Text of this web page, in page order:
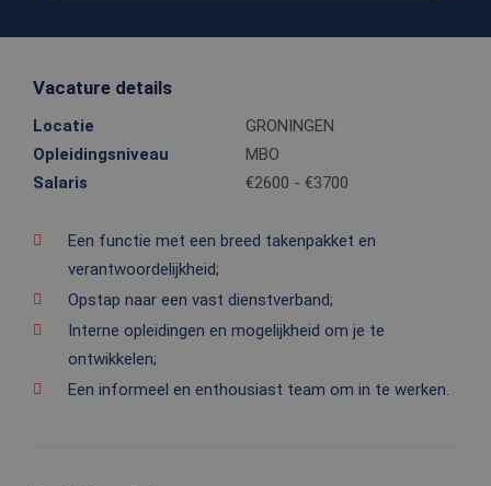
Vacature details
Locatie
GRONINGEN
Opleidingsniveau
MBO
Salaris
€2600 - €3700
Een functie met een breed takenpakket en
verantwoordelijkheid;
Opstap naar een vast dienstverband;
Interne opleidingen en mogelijkheid om je te
ontwikkelen;
Een informeel en enthousiast team om in te werken.